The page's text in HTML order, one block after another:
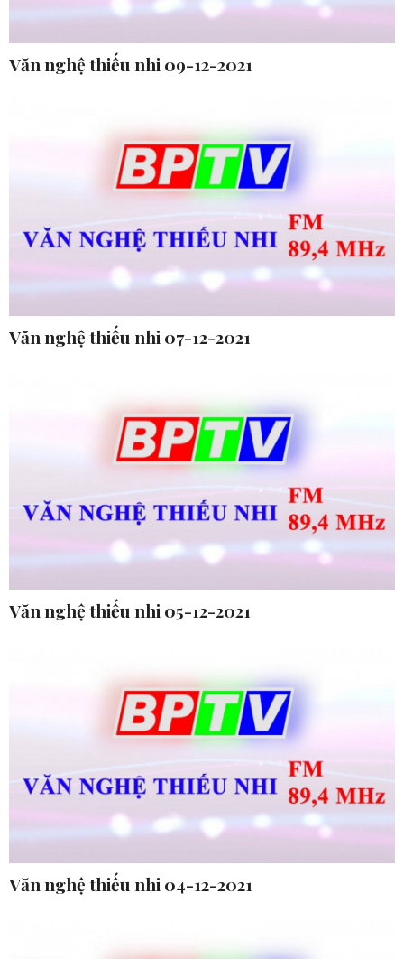
Văn nghệ thiếu nhi 09-12-2021
Văn nghệ thiếu nhi 07-12-2021
Văn nghệ thiếu nhi 05-12-2021
Văn nghệ thiếu nhi 04-12-2021